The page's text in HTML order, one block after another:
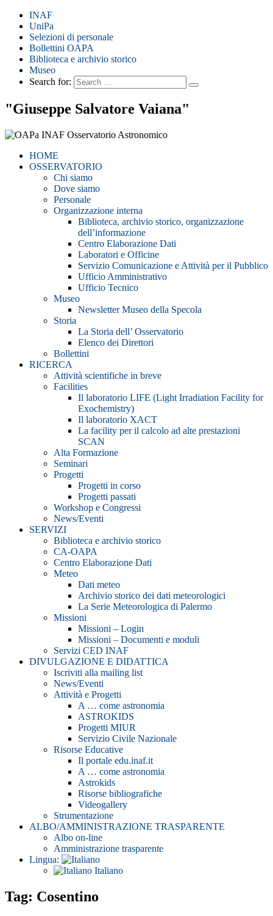
INAF
UniPa
Selezioni di personale
Bollettini OAPA
Biblioteca e archivio storico
Museo
Search for:
"Giuseppe Salvatore Vaiana"
HOME
OSSERVATORIO
Chi siamo
Dove siamo
Personale
Organizzazione interna
Biblioteca, archivio storico, organizzazione
dell’informazione
Centro Elaborazione Dati
Laboratori e Officine
Servizio Comunicazione e Attività per il Pubblico
Ufficio Amministrativo
Ufficio Tecnico
Museo
Newsletter Museo della Specola
Storia
La Storia dell’ Osservatorio
Elenco dei Direttori
Bollettini
RICERCA
Attività scientifiche in breve
Facilities
Il laboratorio LIFE (Light Irradiation Facility for
Exochemistry)
Il laboratorio XACT
La facility per il calcolo ad alte prestazioni
SCAN
Alta Formazione
Seminari
Progetti
Progetti in corso
Progetti passati
Workshop e Congressi
News/Eventi
SERVIZI
Biblioteca e archivio storico
CA-OAPA
Centro Elaborazione Dati
Meteo
Dati meteo
Archivio storico dei dati meteorologici
La Serie Meteorologica di Palermo
Missioni
Missioni – Login
Missioni – Documenti e moduli
Servizi CED INAF
DIVULGAZIONE E DIDATTICA
Iscriviti alla mailing list
News/Eventi
Attività e Progetti
A … come astronomia
ASTROKIDS
Progetti MIUR
Servizio Civile Nazionale
Risorse Educative
Il portale edu.inaf.it
A … come astronomia
Astrokids
Risorse bibliografiche
Videogallery
Strumentazione
ALBO/AMMINISTRAZIONE TRASPARENTE
Albo on-line
Amministrazione trasparente
Lingua:
Italiano
Tag: Cosentino